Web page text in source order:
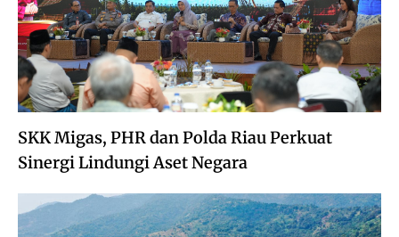
SKK Migas, PHR dan Polda Riau Perkuat
Sinergi Lindungi Aset Negara